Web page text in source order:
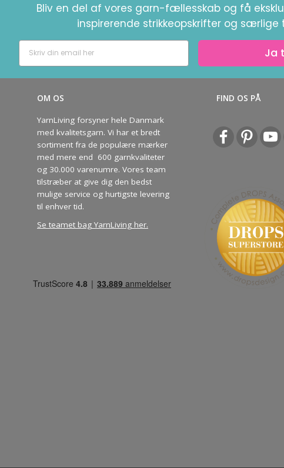
Bliv en del af vores garn-fællesskab og få
inspirerende strikkeopskrifter og særlige
Ja
OM OS
YarnLiving forsyner hele Danmark
med kvalitetsgarn. Vi har et bredt
sortiment fra de populære mærker
med mere end 600 garnkvaliteter
og 30.000 varenumre. Vores team
tilstræber at give dig den bedst
mulige service og hurtigste levering
til enhver tid.
Se teamet bag YarnLiving her.
FIND OS PÅ